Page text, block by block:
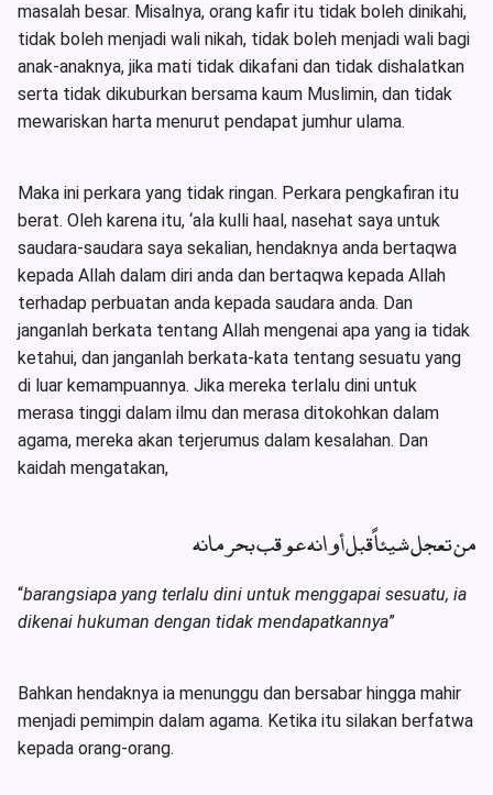
masalah besar. Misalnya, orang kafir itu tidak boleh dinikahi,
tidak boleh menjadi wali nikah, tidak boleh menjadi wali bagi
anak-anaknya, jika mati tidak dikafani dan tidak dishalatkan
serta tidak dikuburkan bersama kaum Muslimin, dan tidak
mewariskan harta menurut pendapat jumhur ulama.
Maka ini perkara yang tidak ringan. Perkara pengkafiran itu
berat. Oleh karena itu, ‘ala kulli haal, nasehat saya untuk
saudara-saudara saya sekalian, hendaknya anda bertaqwa
kepada Allah dalam diri anda dan bertaqwa kepada Allah
terhadap perbuatan anda kepada saudara anda. Dan
janganlah berkata tentang Allah mengenai apa yang ia tidak
ketahui, dan janganlah berkata-kata tentang sesuatu yang
di luar kemampuannya. Jika mereka terlalu dini untuk
merasa tinggi dalam ilmu dan merasa ditokohkan dalam
agama, mereka akan terjerumus dalam kesalahan. Dan
kaidah mengatakan,
من تعجل شيئاً قبل أوانه عوقب بحرمانه
“barangsiapa yang terlalu dini untuk menggapai sesuatu, ia
dikenai hukuman dengan tidak mendapatkannya”
Bahkan hendaknya ia menunggu dan bersabar hingga mahir
menjadi pemimpin dalam agama. Ketika itu silakan berfatwa
kepada orang-orang.